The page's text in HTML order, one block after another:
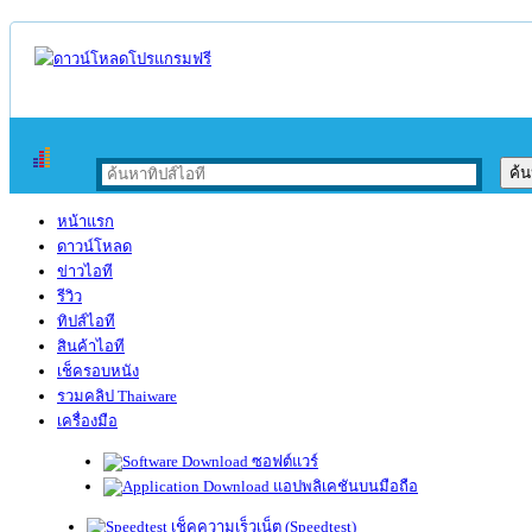
หน้าแรก
ดาวน์โหลด
ข่าวไอที
รีวิว
ทิปส์ไอที
สินค้าไอที
เช็ครอบหนัง
รวมคลิป Thaiware
เครื่องมือ
ซอฟต์แวร์
แอปพลิเคชันบนมือถือ
เช็คความเร็วเน็ต (Speedtest)